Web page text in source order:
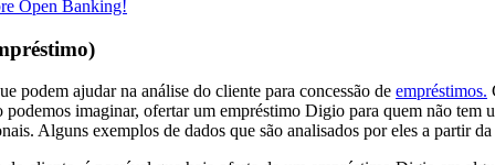
Open Banking!
podem ajudar na análise do cliente para concessão de empréstimos.
imaginar, ofertar um empréstimo Digio para quem não tem
Alguns exemplos de dados que são analisados por eles a partir